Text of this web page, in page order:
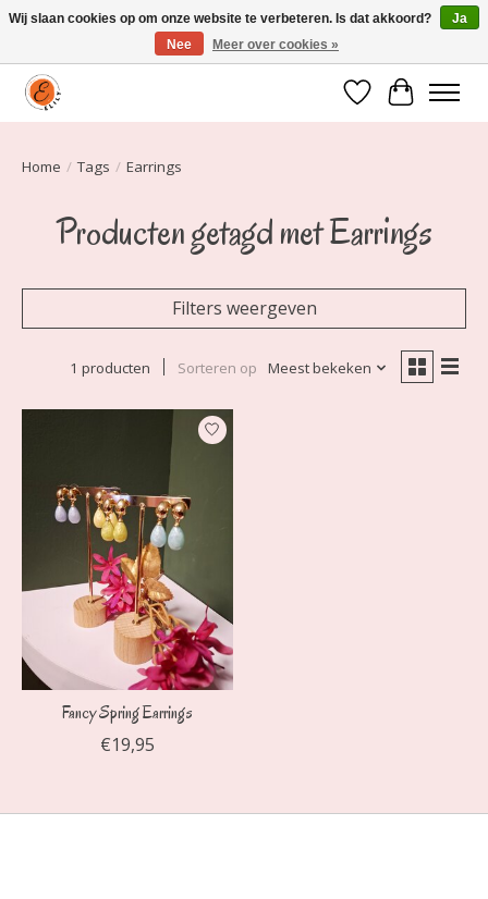
Elily is er om jou te laten stralen! Mode vanaf maat 34 t/m 54
Verlanglijst
Home / Tags / Earrings
Producten getagd met Earrings
Filters weergeven
1 producten Sorteren op Meest bekeken
Fancy Spring Earrings
€19,95
Wij slaan cookies op om onze website te verbeteren. Is dat akkoord?
Ja
Nee
Meer over cookies »